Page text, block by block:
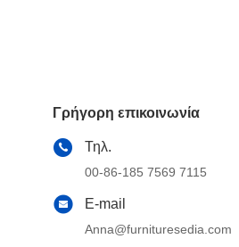
Γρήγορη επικοινωνία
Τηλ.
00-86-185 7569 7115
E-mail
Anna@furnituresedia.com